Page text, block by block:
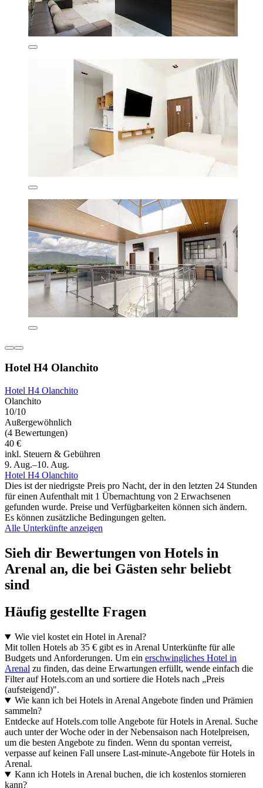
Hotel H4 Olanchito
Hotel H4 Olanchito
Olanchito
10/10
Außergewöhnlich
(4 Bewertungen)
40 €
inkl. Steuern & Gebühren
9. Aug.–10. Aug.
Hotel H4 Olanchito
Dies ist der niedrigste Preis pro Nacht, der in den letzten 24 Stunden
für einen Aufenthalt mit 1 Übernachtung von 2 Erwachsenen
gefunden wurde. Preise und Verfügbarkeiten können sich ändern.
Es können zusätzliche Bedingungen gelten.
Alle Unterkünfte anzeigen
Sieh dir Bewertungen von Hotels in
Arenal an, die bei Gästen sehr beliebt
sind
Häufig gestellte Fragen
Wie viel kostet ein Hotel in Arenal?
Mit tollen Hotels ab 35 € gibt es in Arenal Unterkünfte für alle
Budgets und Anforderungen. Um ein erschwingliches Hotel in
Arenal zu finden, das deine Erwartungen erfüllt, wende einfach die
Filter auf Hotels.com an und sortiere die Hotels nach „Preis
(aufsteigend)".
Wie kann ich bei Hotels in Arenal Angebote finden und Prämien
sammeln?
Entdecke auf Hotels.com tolle Angebote für Hotels in Arenal. Suche
auch unter der Woche oder in der Nebensaison nach Hotelpreisen,
um die besten Angebote zu finden. Wenn du spontan verreist,
verpasse auf keinen Fall unsere Last-minute-Angebote für Hotels in
Arenal.
Kann ich Hotels in Arenal buchen, die ich kostenlos stornieren
kann?